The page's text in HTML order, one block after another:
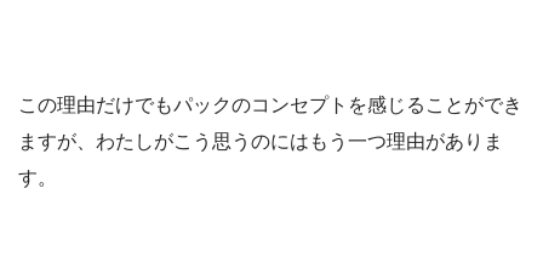
この理由だけでもパックのコンセプトを感じることができ
ますが、わたしがこう思うのにはもう一つ理由がありま
す。